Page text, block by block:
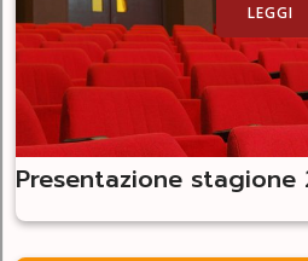
LEGGI
Presentazione